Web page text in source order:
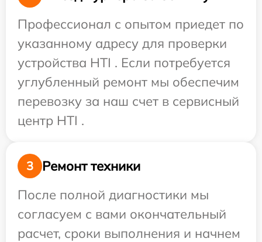
Профессионал с опытом приедет по
указанному адресу для проверки
устройства HTI . Если потребуется
углубленный ремонт мы обеспечим
перевозку за наш счет в сервисный
центр HTI .
3
Ремонт техники
После полной диагностики мы
согласуем с вами окончательный
расчет, сроки выполнения и начнем